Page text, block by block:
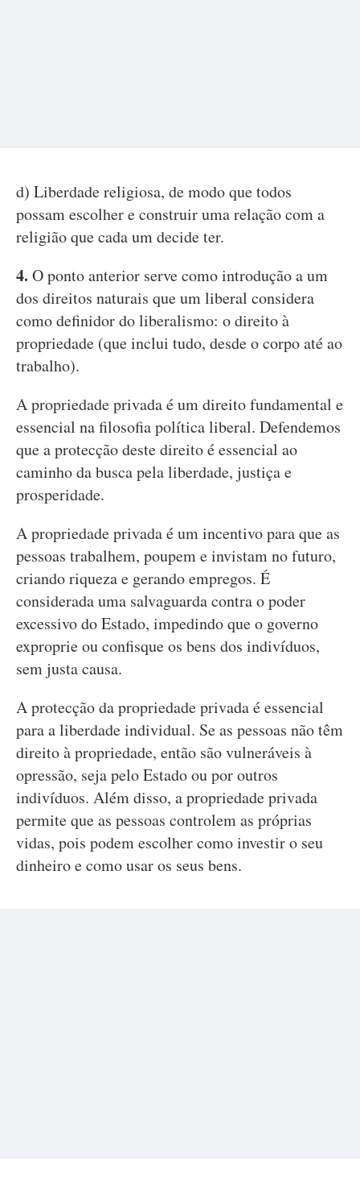
d) Liberdade religiosa, de modo que todos
possam escolher e construir uma relação com a
religião que cada um decide ter.
4. O ponto anterior serve como introdução a um
dos direitos naturais que um liberal considera
como definidor do liberalismo: o direito à
propriedade (que inclui tudo, desde o corpo até ao
trabalho).
A propriedade privada é um direito fundamental e
essencial na filosofia política liberal. Defendemos
que a protecção deste direito é essencial ao
caminho da busca pela liberdade, justiça e
prosperidade.
A propriedade privada é um incentivo para que as
pessoas trabalhem, poupem e invistam no futuro,
criando riqueza e gerando empregos. É
considerada uma salvaguarda contra o poder
excessivo do Estado, impedindo que o governo
exproprie ou confisque os bens dos indivíduos,
sem justa causa.
A protecção da propriedade privada é essencial
para a liberdade individual. Se as pessoas não têm
direito à propriedade, então são vulneráveis à
opressão, seja pelo Estado ou por outros
indivíduos. Além disso, a propriedade privada
permite que as pessoas controlem as próprias
vidas, pois podem escolher como investir o seu
dinheiro e como usar os seus bens.